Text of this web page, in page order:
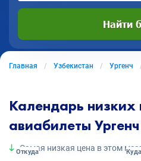
Найти
Главная Узбекистан Ургенч
Календарь низких
авиабилеты
Самая низкая цена в этом
Откуда Куда